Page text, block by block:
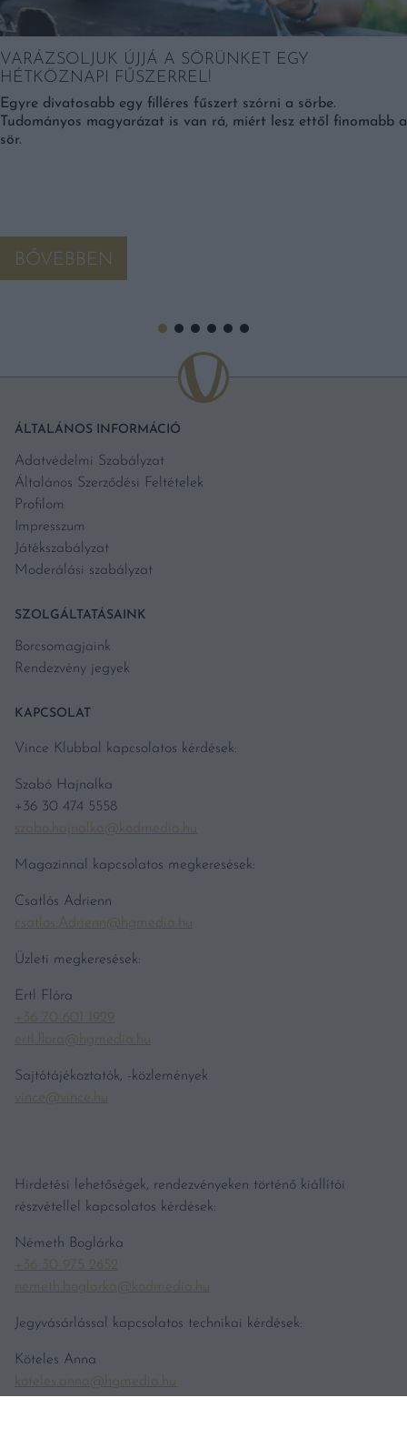
VARÁZSOLJUK ÚJJÁ A SÖRÜNKET EGY
HÉTKÖZNAPI FŰSZERREL!
Egyre divatosabb egy filléres fűszert szórni a sörbe.
Tudományos magyarázat is van rá, miért lesz ettől finomabb a
sör.
BŐVEBBEN
ÁLTALÁNOS INFORMÁCIÓ
Adatvédelmi Szabályzat
Általános Szerződési Feltételek
Profilom
Impresszum
Játékszabályzat
Moderálási szabályzat
SZOLGÁLTATÁSAINK
Borcsomagjaink
Rendezvény jegyek
KAPCSOLAT
Vince Klubbal kapcsolatos kérdések:
Szabó Hajnalka
+36 30 474 5558
szabo.hajnalka@kodmedia.hu
Magazinnal kapcsolatos megkeresések:
Csatlós Adrienn
csatlos.Adrienn@hgmedia.hu
Üzleti megkeresések:
Ertl Flóra
+36 70 601 1929
ertl.flora@hgmedia.hu
Sajtótájékoztatók, -közlemények
vince@vince.hu
Hirdetési lehetőségek, rendezvényeken történő kiállítói
részvétellel kapcsolatos kérdések:
Németh Boglárka
+36 30 975 2652
nemeth.boglarka@kodmedia.hu
Jegyvásárlással kapcsolatos technikai kérdések:
Köteles Anna
koteles.anna@hgmedia.hu